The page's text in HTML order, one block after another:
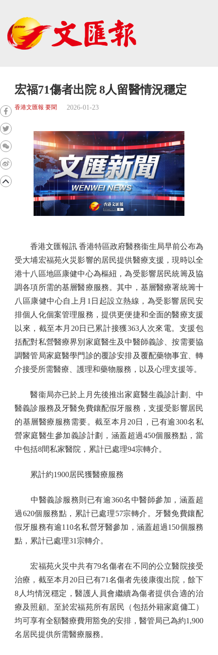
宏福71傷者出院 8人留醫情況穩定
香港文匯報 要聞 2026-01-23
香港文匯報訊 香港特區政府醫務衞生局早前公布為
受大埔宏福苑火災影響的居民提供醫療支援，現時以全
港十八區地區康健中心為樞紐，為受影響居民統籌及協
調各項所需的基層醫療服務。其中，基層醫療署統籌十
八區康健中心自上月1日起設立熱線，為受影響居民安
排個人化個案管理服務，提供更便捷和全面的醫療支援
以來，截至本月20日已累計接獲363人次來電。支援包
括配對私營醫療界別家庭醫生及中醫師義診、按需要協
調醫管局家庭醫學門診的覆診安排及覆配藥物事宜、轉
介接受所需醫療、護理和藥物服務，以及心理支援等。
醫衞局亦已於上月先後推出家庭醫生義診計劃、中
醫義診服務及牙醫免費鑲配假牙服務，支援受影響居民
的基層醫療服務需要。截至本月20日，已有逾300名私
營家庭醫生參加義診計劃，涵蓋超過450個服務點，當
中包括8間私家醫院，累計已處理94宗轉介。
累計約1900居民獲醫療服務
中醫義診服務則已有逾360名中醫師參加，涵蓋超
過620個服務點，累計已處理57宗轉介。牙醫免費鑲配
假牙服務有逾110名私營牙醫參加，涵蓋超過150個服務
點，累計已處理31宗轉介。
宏福苑火災中共有79名傷者在不同的公立醫院接受
治療，截至本月20日已有71名傷者先後康復出院，餘下
8人均情況穩定，醫護人員會繼續為傷者提供合適的治
療及照顧。至於宏福苑所有居民（包括外籍家庭傭工）
均可享有全額醫療費用豁免的安排，醫管局已為約1,900
名居民提供所需醫療服務。